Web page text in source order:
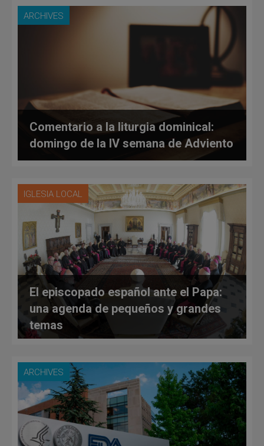
ARCHIVES
Comentario a la liturgia dominical:
domingo de la IV semana de Adviento
IGLESIA LOCAL
El episcopado español ante el Papa:
una agenda de pequeños y grandes
temas
ARCHIVES